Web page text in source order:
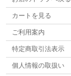
カートを見る
ご利用案内
特定商取引法表示
個人情報の取扱い